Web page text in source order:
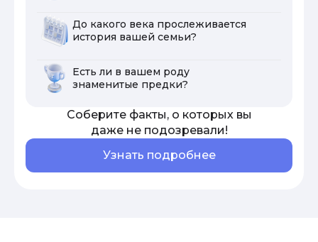
До какого века прослеживается
история вашей семьи?
Есть ли в вашем роду
знаменитые предки?
Соберите факты, о которых вы
даже не подозревали!
Узнать подробнее